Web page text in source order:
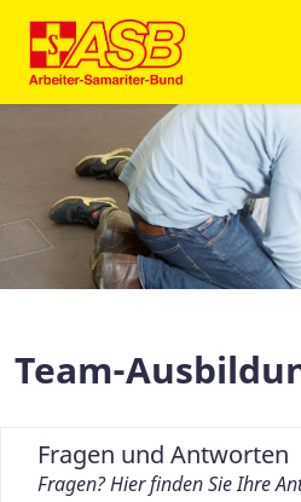
Team-
Fragen und Antworten
Fragen? Hier finden Sie Ihre